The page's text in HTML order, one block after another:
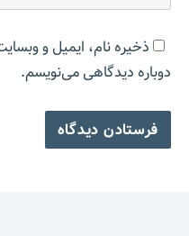
ذخیره نام، ایمیل و
دوباره دیدگاهی می‌نویسم.